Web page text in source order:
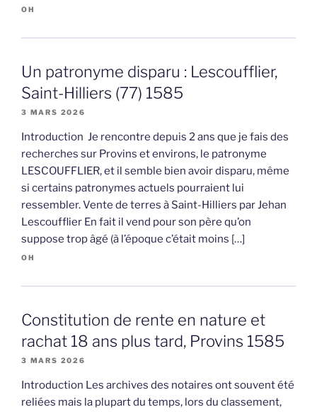
OH
Un patronyme disparu : Lescoufflier,
Saint-Hilliers (77) 1585
3 MARS 2026
Introduction Je rencontre depuis 2 ans que je fais des
recherches sur Provins et environs, le patronyme
LESCOUFFLIER, et il semble bien avoir disparu, même
si certains patronymes actuels pourraient lui
ressembler. Vente de terres à Saint-Hilliers par Jehan
Lescoufflier En fait il vend pour son père qu’on
suppose trop âgé (à l’époque c’était moins […]
OH
Constitution de rente en nature et
rachat 18 ans plus tard, Provins 1585
3 MARS 2026
Introduction Les archives des notaires ont souvent été
reliées mais la plupart du temps, lors du classement,